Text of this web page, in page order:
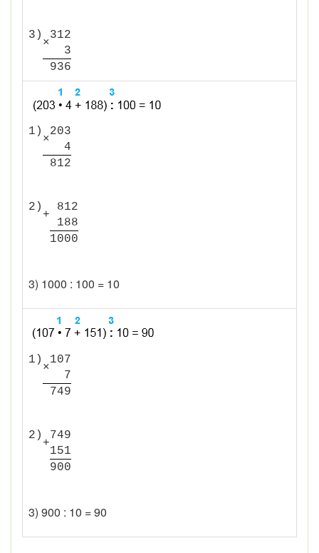
3)
×
312
3
936
1)
×
203
4
812
2)
+
812
188
1000
3) 1000 : 100 = 10
1)
×
107
7
749
2)
+
749
151
900
3) 900 : 10 = 90